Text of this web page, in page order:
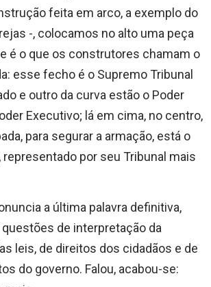
feita em arco, a exemplo do
-, colocamos no alto uma peça
é o que os construtores chamam o
esse fecho é o Supremo Tribunal
e outro da curva estão o Poder
Executivo; lá em cima, no centro,
para segurar a armação, está o
representado por seu Tribunal mais
a última palavra definitiva,
de interpretação da
leis, de direitos dos cidadãos e de
do governo. Falou, acabou-se: